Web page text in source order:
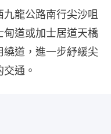
龍公路南行尖沙咀
甸道或加士居道天橋
道，進一步紓緩尖
通。